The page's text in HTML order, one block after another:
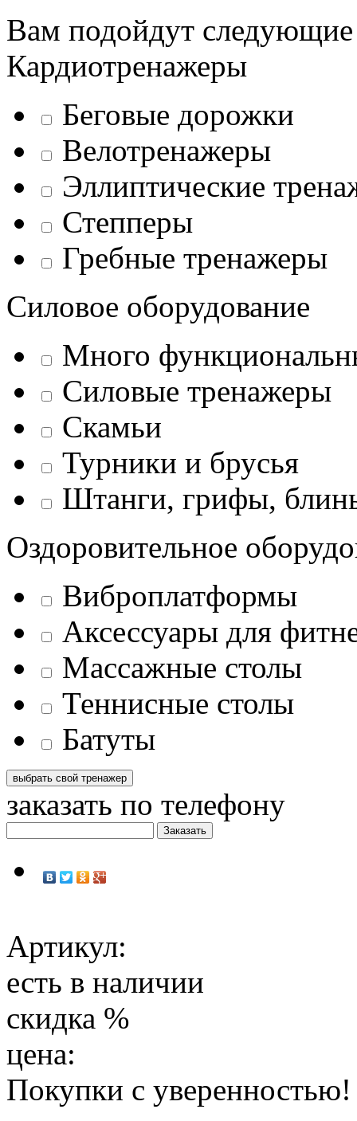
Вам подойдут
Кардиотренажеры
Беговые дорожки
Велотренажеры
Эллиптические
Степперы
Гребные тренажеры
Силовое оборудование
Много
Силовые тренажеры
Скамьи
Турники и брусья
Штанги, грифы,
Оздоровительное
Виброплатформы
Аксессуары для
Массажные столы
Теннисные столы
Батуты
заказать по телефону
Артикул:
есть в наличии
скидка %
цена:
Покупки с уверенностью!